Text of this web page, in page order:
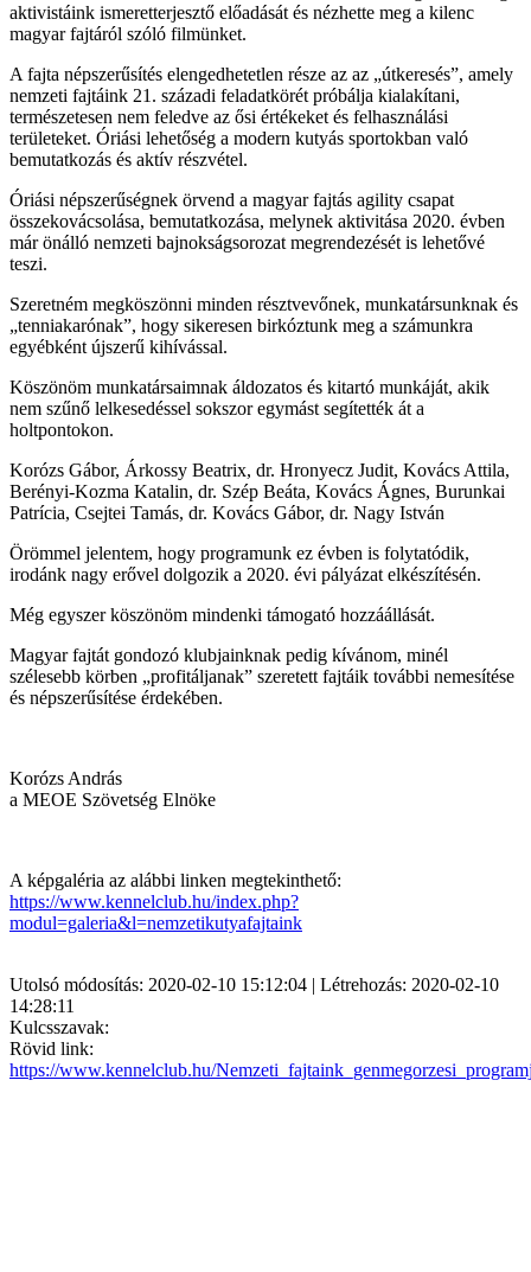
aktivistáink ismeretterjesztő előadását és nézhette meg a kilenc
magyar fajtáról szóló filmünket.
A fajta népszerűsítés elengedhetetlen része az az „útkeresés”, amely
nemzeti fajtáink 21. századi feladatkörét próbálja kialakítani,
természetesen nem feledve az ősi értékeket és felhasználási
területeket. Óriási lehetőség a modern kutyás sportokban való
bemutatkozás és aktív részvétel.
Óriási népszerűségnek örvend a magyar fajtás agility csapat
összekovácsolása, bemutatkozása, melynek aktivitása 2020. évben
már önálló nemzeti bajnokságsorozat megrendezését is lehetővé
teszi.
Szeretném megköszönni minden résztvevőnek, munkatársunknak és
„tenniakarónak”, hogy sikeresen birkóztunk meg a számunkra
egyébként újszerű kihívással.
Köszönöm munkatársaimnak áldozatos és kitartó munkáját, akik
nem szűnő lelkesedéssel sokszor egymást segítették át a
holtpontokon.
Korózs Gábor, Árkossy Beatrix, dr. Hronyecz Judit, Kovács Attila,
Berényi-Kozma Katalin, dr. Szép Beáta, Kovács Ágnes, Burunkai
Patrícia, Csejtei Tamás, dr. Kovács Gábor, dr. Nagy István
Örömmel jelentem, hogy programunk ez évben is folytatódik,
irodánk nagy erővel dolgozik a 2020. évi pályázat elkészítésén.
Még egyszer köszönöm mindenki támogató hozzáállását.
Magyar fajtát gondozó klubjainknak pedig kívánom, minél
szélesebb körben „profitáljanak” szeretett fajtáik további nemesítése
és népszerűsítése érdekében.
Korózs András
a MEOE Szövetség Elnöke
A képgaléria az alábbi linken megtekinthető:
https://www.kennelclub.hu/index.php?
modul=galeria&l=nemzetikutyafajtaink
Utolsó módosítás: 2020-02-10 15:12:04 | Létrehozás: 2020-02-10
14:28:11
Kulcsszavak:
Rövid link:
https://www.kennelclub.hu/